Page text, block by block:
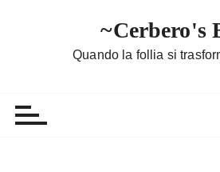
~Cerbero's
Quando la follia si